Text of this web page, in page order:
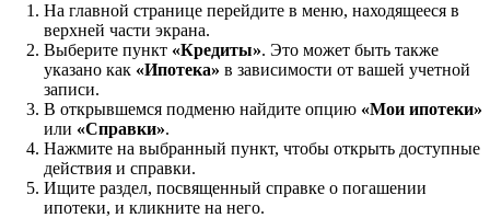
На главной странице перейдите в меню, находящееся в
верхней части экрана.
Выберите пункт «Кредиты». Это может быть также
указано как «Ипотека» в зависимости от вашей учетной
записи.
В открывшемся подменю найдите опцию «Мои ипотеки»
или «Справки».
Нажмите на выбранный пункт, чтобы открыть доступные
действия и справки.
Ищите раздел, посвященный справке о погашении
ипотеки, и кликните на него.